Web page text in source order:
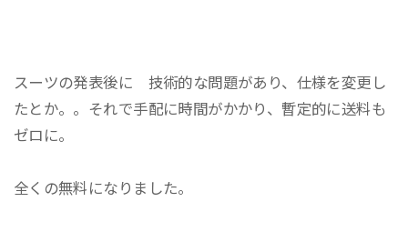
スーツの発表後に 技術的な問題があり、仕様を変更し
たとか。。それで手配に時間がかかり、暫定的に送料も
ゼロに。
全くの無料になりました。